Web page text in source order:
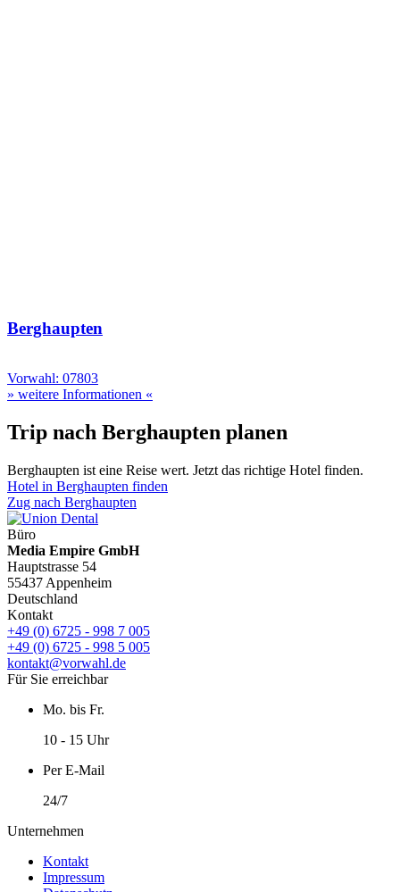
Berghaupten
Vorwahl: 07803
» weitere Informationen «
Trip nach Berghaupten planen
Berghaupten ist eine Reise wert. Jetzt das richtige Hotel finden.
Hotel in Berghaupten finden
Zug nach Berghaupten
Büro
Media Empire GmbH
Hauptstrasse 54
55437 Appenheim
Deutschland
Kontakt
+49 (0) 6725 - 998 7 005
+49 (0) 6725 - 998 5 005
kontakt@vorwahl.de
Für Sie erreichbar
Mo. bis Fr.
10 - 15 Uhr
Per E-Mail
24/7
Unternehmen
Kontakt
Impressum